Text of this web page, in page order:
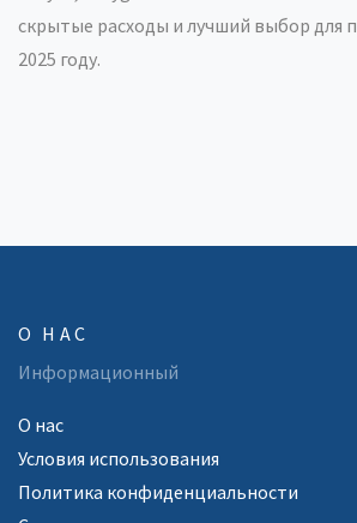
скрытые расходы и лучший выбор для
2025 году.
О НАС
Информационный
О нас
Условия использования
Политика конфиденциальности